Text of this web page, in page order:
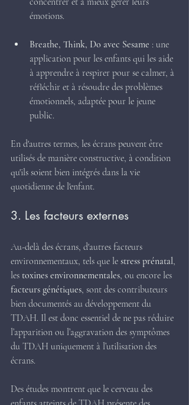
émotions.
Breathe, Think, Do avec Sesame : une
application pour les enfants qui les aide
à apprendre à respirer pour se calmer, à
réfléchir et à résoudre des problèmes
émotionnels, adaptée pour le jeune
public.
En d'autres termes, les écrans peuvent être
utilisés de manière constructive, à condition
qu'ils soient bien intégrés dans la vie
quotidienne de l'enfant.
3. Les facteurs externes
Au-delà des écrans, d'autres facteurs
environnementaux, tels que le stress prénatal,
les toxines environnementales, ou encore les
facteurs génétiques, sont des contributeurs
bien documentés au développement du
TDAH. Il est donc essentiel de ne pas réduire
l’apparition ou l’aggravation des symptômes
du TDAH uniquement à l’utilisation des
écrans.
Des études montrent que le cerveau des